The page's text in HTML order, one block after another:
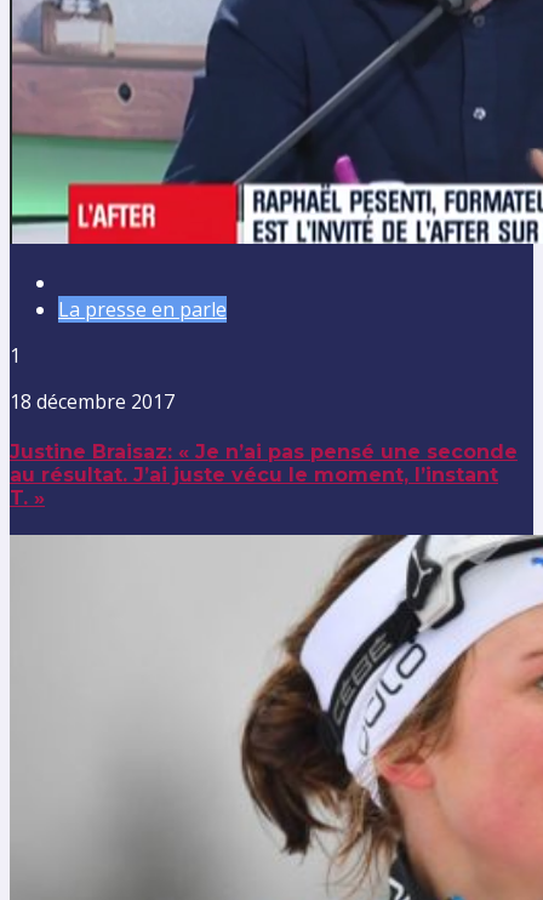
La presse en parle
1
18 décembre 2017
Justine Braisaz: « Je n’ai pas pensé une seconde
au résultat. J’ai juste vécu le moment, l’instant
T. »